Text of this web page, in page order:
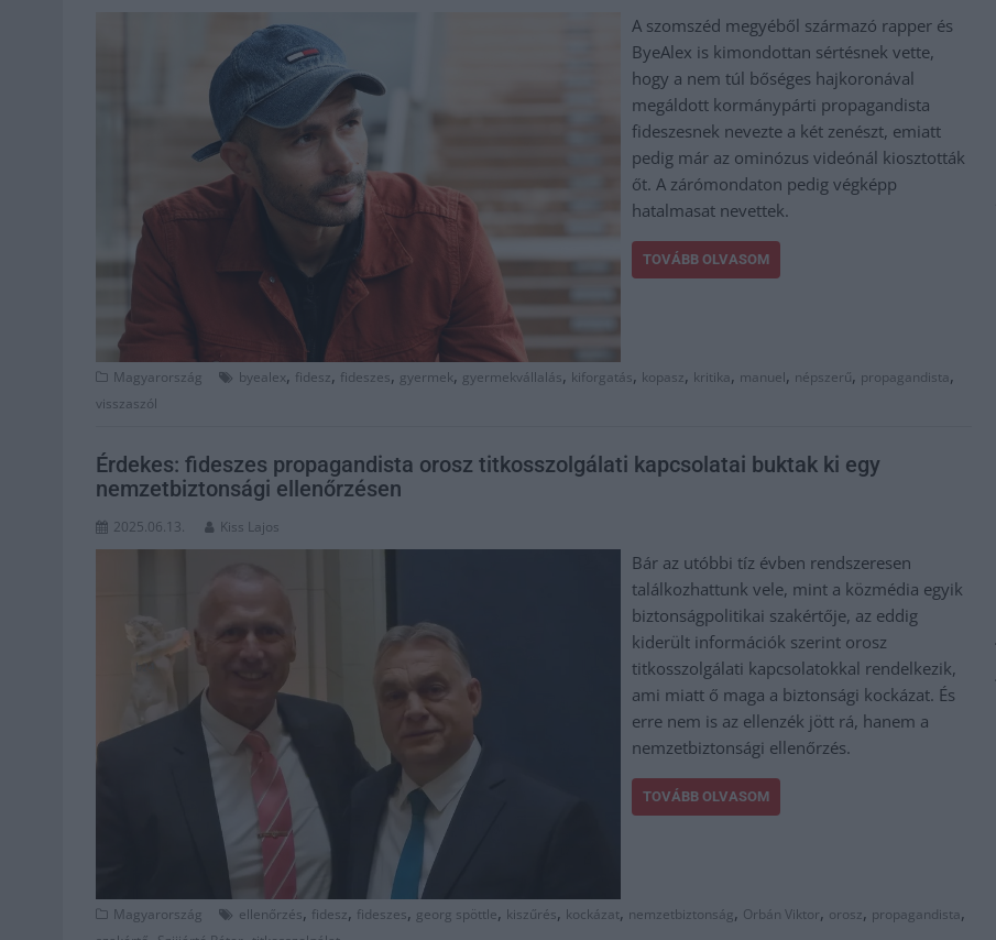
A szomszéd megyéből származó rapper és
ByeAlex is kimondottan sértésnek vette,
hogy a nem túl bőséges hajkoronával
megáldott kormánypárti propagandista
fideszesnek nevezte a két zenészt, emiatt
pedig már az ominózus videónál kiosztották
őt. A zárómondaton pedig végképp
hatalmasat nevettek.
TOVÁBB OLVASOM
Magyarország byealex, fidesz, fideszes, gyermek, gyermekvállalás, kiforgatás, kopasz, kritika, manuel, népszerű, propagandista,
visszaszól
Érdekes: fideszes propagandista orosz titkosszolgálati kapcsolatai buktak ki egy
nemzetbiztonsági ellenőrzésen
2025.06.13. Kiss Lajos
Bár az utóbbi tíz évben rendszeresen
találkozhattunk vele, mint a közmédia egyik
biztonságpolitikai szakértője, az eddig
kiderült információk szerint orosz
titkosszolgálati kapcsolatokkal rendelkezik,
ami miatt ő maga a biztonsági kockázat. És
erre nem is az ellenzék jött rá, hanem a
nemzetbiztonsági ellenőrzés.
TOVÁBB OLVASOM
Magyarország ellenőrzés, fidesz, fideszes, georg spöttle, kiszűrés, kockázat, nemzetbiztonság, Orbán Viktor, orosz, propagandista,